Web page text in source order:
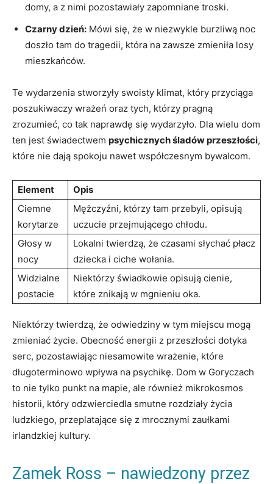
domy, a ‍z ‌nimi⁢ pozostawiały zapomniane ‍troski.
Czarny ⁤dzień: Mówi ⁤się, że w niezwykle burzliwą noc
doszło ‌tam do tragedii, która na zawsze zmieniła ​losy
mieszkańców.
Te ‍wydarzenia ‍stworzyły swoisty klimat,​ który ‌przyciąga
poszukiwaczy ‍wrażeń​ oraz tych, ‌którzy ‍pragną
zrozumieć, co⁤ tak naprawdę⁤ się wydarzyło. Dla wielu dom
ten jest⁣ świadectwem​ psychicznych śladów​ przeszłości,
które nie dają spokoju ⁣nawet współczesnym bywalcom.
Element
Opis
Ciemne
korytarze
Mężczyźni,⁣ którzy tam przebyli, opisują
uczucie przejmującego chłodu.
Głosy w ​
nocy
Lokalni twierdzą,⁣ że czasami ‌słychać płacz
dziecka‌ i ciche wołania.
Widzialne
postacie
Niektórzy ‍świadkowie opisują cienie,
które znikają w mgnieniu⁢ oka.
Niektórzy twierdzą, że odwiedziny w ⁣tym​ miejscu ‍mogą
zmieniać ⁤życie. Obecność energii z‍ przeszłości dotyka
⁤serc, ⁣pozostawiając niesamowite wrażenie, które
długoterminowo ​wpływa na psychikę. Dom w ‌Goryczach
to⁢ nie ⁤tylko punkt na mapie,‌ ale również​ mikrokosmos
⁣historii, który⁣ odzwierciedla​ smutne‍ rozdziały życia​
ludzkiego, przeplatające się z mrocznymi​ zaułkami
irlandzkiej kultury.
Zamek Ross‌ – nawiedzony przez